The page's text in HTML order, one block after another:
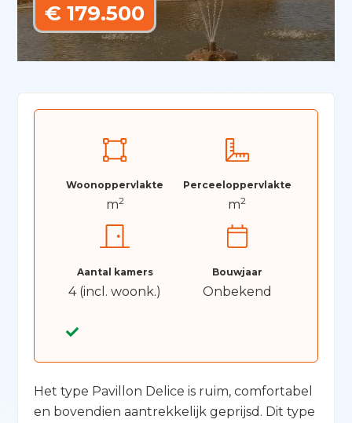
€ 179.500
Woonoppervlakte
m2
Perceeloppervlakte
m2
Aantal kamers
4 (incl. woonk.)
Bouwjaar
Onbekend
Het type Pavillon Delice is ruim, comfortabel
en bovendien aantrekkelijk geprijsd. Dit type